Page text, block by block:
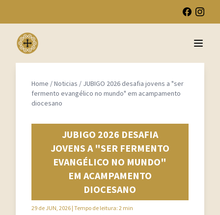
Open
Home /Noticias / JUBIGO 2026 desafia jovens a "ser
fermento evangélico no mundo" em acampamento
diocesano
JUBIGO 2026 DESAFIA
JOVENS A "SER FERMENTO
EVANGÉLICO NO MUNDO"
EM ACAMPAMENTO
DIOCESANO
29 de JUN, 2026 | Tempo de leitura: 2 min